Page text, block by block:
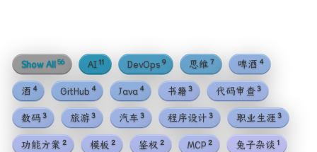
Show All56 AI11 DevOps9 思维7 啤酒4
酒4 GitHub4 Java4 书籍3 代码审查3
数码3 旅游3 汽车3 程序设计3 职业生涯3
功能方案2 模板2 鉴权2 MCP2 兔子杂谈1